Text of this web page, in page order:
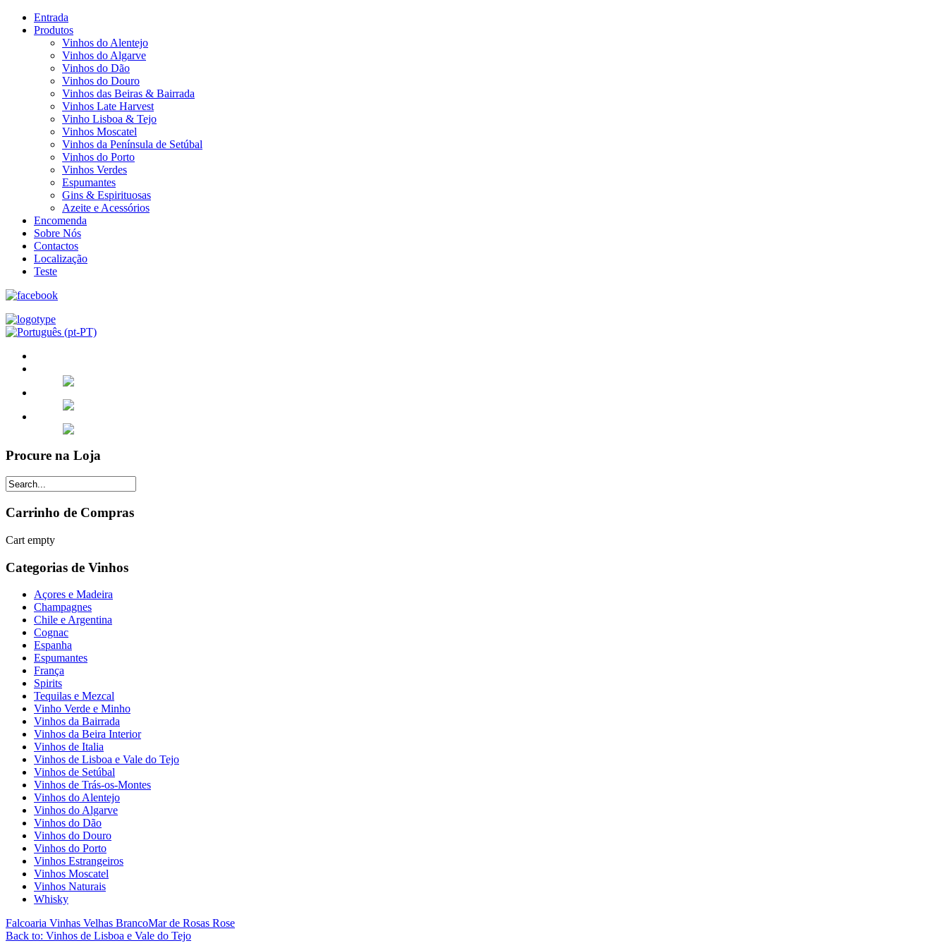
Entrada
Produtos
Vinhos do Alentejo
Vinhos do Algarve
Vinhos do Dão
Vinhos do Douro
Vinhos das Beiras & Bairrada
Vinhos Late Harvest
Vinho Lisboa & Tejo
Vinhos Moscatel
Vinhos da Península de Setúbal
Vinhos do Porto
Vinhos Verdes
Espumantes
Gins & Espirituosas
Azeite e Acessórios
Encomenda
Sobre Nós
Contactos
Localização
Teste
Procure na Loja
Carrinho de Compras
Cart empty
Categorias de Vinhos
Açores e Madeira
Champagnes
Chile e Argentina
Cognac
Espanha
Espumantes
França
Spirits
Tequilas e Mezcal
Vinho Verde e Minho
Vinhos da Bairrada
Vinhos da Beira Interior
Vinhos de Italia
Vinhos de Lisboa e Vale do Tejo
Vinhos de Setúbal
Vinhos de Trás-os-Montes
Vinhos do Alentejo
Vinhos do Algarve
Vinhos do Dão
Vinhos do Douro
Vinhos do Porto
Vinhos Estrangeiros
Vinhos Moscatel
Vinhos Naturais
Whisky
Falcoaria Vinhas Velhas BrancoMar de Rosas Rose
Back to: Vinhos de Lisboa e Vale do Tejo